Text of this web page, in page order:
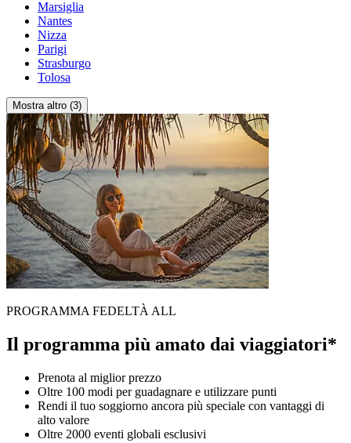
Marsiglia
Nantes
Nizza
Parigi
Strasburgo
Tolosa
Mostra altro (3)
PROGRAMMA FEDELTÀ ALL
Il programma più amato dai viaggiatori*
Prenota al miglior prezzo
Oltre 100 modi per guadagnare e utilizzare punti
Rendi il tuo soggiorno ancora più speciale con vantaggi di
alto valore
Oltre 2000 eventi globali esclusivi